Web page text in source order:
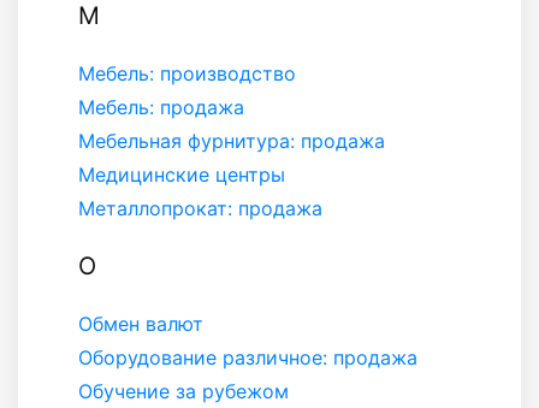
М
Мебель: производство
Мебель: продажа
Мебельная фурнитура: продажа
Медицинские центры
Металлопрокат: продажа
О
Обмен валют
Оборудование различное: продажа
Обучение за рубежом